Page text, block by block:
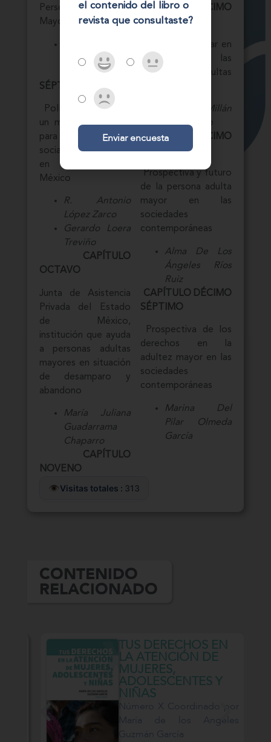
Persona Adulta
Mayor (2008-2025)
Espinoza
CAPÍTULO
SÉPTIMO
Políticas públicas y
un marco normativo
para la protección
social gerontológica
en el Estado de
México
R. Antonio
López Zarco
Gerardo Loera
Treviño
CAPÍTULO
OCTAVO
Junta de Asistencia
Privada del Estado
de México,
institución que ayuda
a personas adultas
mayores en situación
de desamparo y
abandono
María Juliana
Guadarrama
Chaparro
CAPÍTULO
NOVENO
CAPÍTULO DÉCIMO
QUINTO
Denuncia popular en
defensa de las
personas adultas
Gerardo Millán
Mayerstein
CAPÍTULO DÉCIMO
SEXTO
Prospectiva y futuro
de la persona adulta
mayor en las
sociedades
contemporáneas
Alma De Los
Ángeles Ríos
Ruiz
CAPÍTULO DÉCIMO
SÉPTIMO
Prospectiva de los
derechos en la
adultez mayor en las
sociedades
contemporáneas
Marina Del
Pilar Olmeda
García
Visitas totales : 313
CONTENIDO
RELACIONADO
TUS DERECHOS EN
LA ATENCIÓN DE
MUJERES,
ADOLESCENTES Y
NIÑAS
Número X Coordinado por
María de los Angeles
Guzmán García
el contenido del libro o
revista que consultaste?
Enviar encuesta